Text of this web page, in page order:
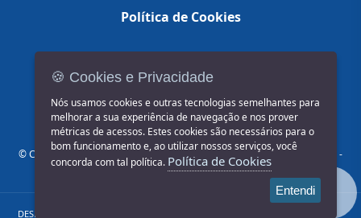
Política de Cookies
© COPYRIGHT 2026, Prefeitura Municipal de Jahu | Rua Paissandu, 444 -
Centro CEP: 17201-900
DESENVOLVIDO POR
🍪 Cookies e Privacidade
Nós usamos cookies e outras tecnologias semelhantes para
melhorar a sua experiência de navegação e nos prover
métricas de acessos. Estes cookies são necessários para o
bom funcionamento e, ao utilizar nossos serviços, você
concorda com tal política. Política de Cookies
Entendi